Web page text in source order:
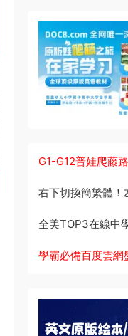
G1-G12普娃爬藤
右下切換簡繁體！
全美TOP3在線中
學霸必備百度雲網